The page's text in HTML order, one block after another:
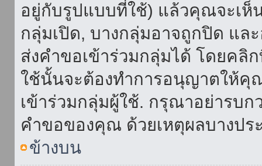
อยู่กับรูปแบบที่ใช้) แล้วคุณจะเห็
กลุ่มเปิด, บางกลุ่มอาจถูกปิด แ
ส่งคำขอเข้าร่วมกลุ่มได้ โดยคลิ
ใช้นั้นจะต้องทำการอนุญาตให้คุ
เข้าร่วมกลุ่มผู้ใช้. กรุณาอย่ารบก
คำขอของคุณ ด้วยเหตุผลบางปร
ข้างบน